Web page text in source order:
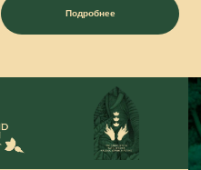
Подробнее